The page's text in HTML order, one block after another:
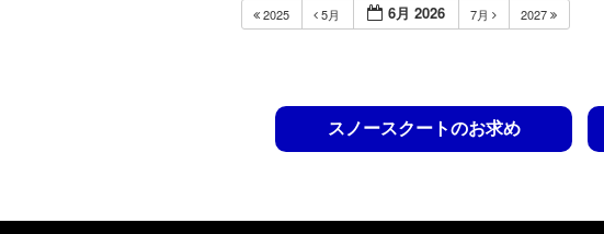
2025 5月 6月 2026 7月 2027
スノースクートのお求め